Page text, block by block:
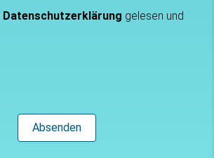
Datenschutzerklärung gelesen und